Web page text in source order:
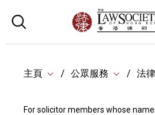
主頁 公眾服務 法
For solicitor members whose